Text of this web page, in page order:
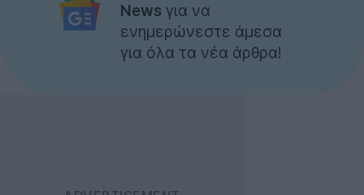
News για να
ενημερώνεστε άμεσα
για όλα τα νέα άρθρα!